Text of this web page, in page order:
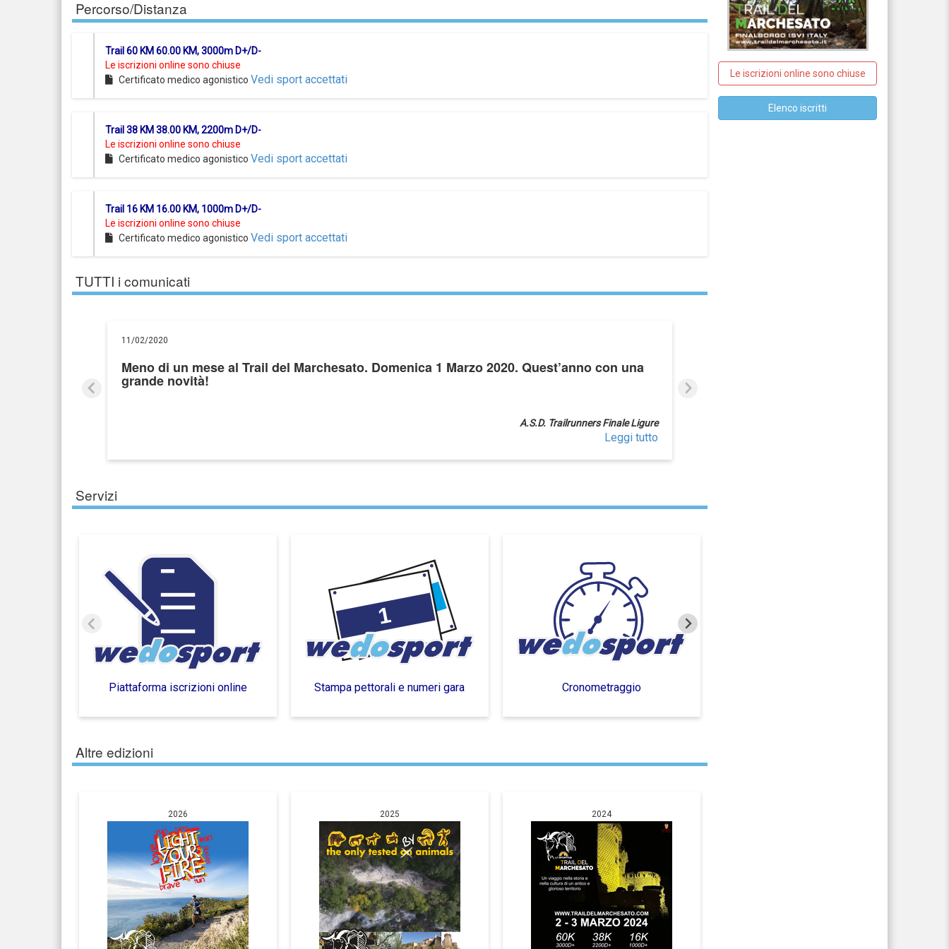
Percorso/Distanza
Trail 60 KM 60.00 KM, 3000m D+/D-
Le iscrizioni online sono chiuse
Certificato medico agonistico Vedi sport accettati
Trail 38 KM 38.00 KM, 2200m D+/D-
Le iscrizioni online sono chiuse
Certificato medico agonistico Vedi sport accettati
Trail 16 KM 16.00 KM, 1000m D+/D-
Le iscrizioni online sono chiuse
Certificato medico agonistico Vedi sport accettati
TUTTI i comunicati
11/02/2020
Meno di un mese al Trail del Marchesato. Domenica 1 Marzo 2020. Quest’anno con una
grande novità!
A.S.D. Trailrunners Finale Ligure
Leggi tutto
Servizi
Piattaforma iscrizioni online Stampa pettorali e numeri gara Cronometraggio
Altre edizioni
2026 2025 2024
Le iscrizioni online sono chiuse
Elenco iscritti